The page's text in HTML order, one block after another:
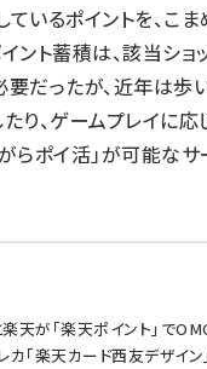
いるポイントを、こ
ント蓄積は、該当ショ
要だったが、近年は歩
り、ゲームプレイに
らポイ活」が可能な
天が「楽天ポイント」で
カ「楽天カード西友デザイン